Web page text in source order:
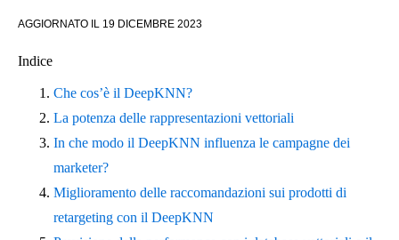
AGGIORNATO IL 19 DICEMBRE 2023
Indice
Che cos’è il DeepKNN?
La potenza delle rappresentazioni vettoriali
In che modo il DeepKNN influenza le campagne dei
marketer?
Miglioramento delle raccomandazioni sui prodotti di
retargeting con il DeepKNN